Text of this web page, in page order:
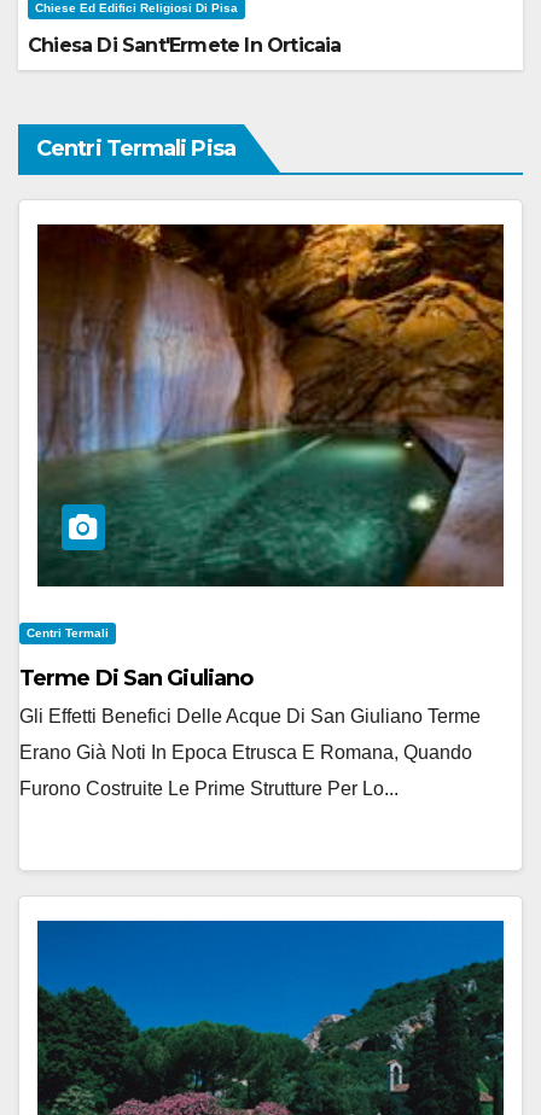
Chiese Ed Edifici Religiosi Di Pisa
Chiesa Di Sant'Ermete In Orticaia
Centri Termali Pisa
Centri Termali
Terme Di San Giuliano
Gli Effetti Benefici Delle Acque Di San Giuliano Terme
Erano Già Noti In Epoca Etrusca E Romana, Quando
Furono Costruite Le Prime Strutture Per Lo...